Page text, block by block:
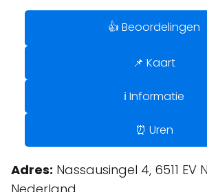
👍 Beoordelingen
📌 Kaart
ℹ️ Informatie
⏰ Uren
Adres: Nassausingel 4, 6511 EV